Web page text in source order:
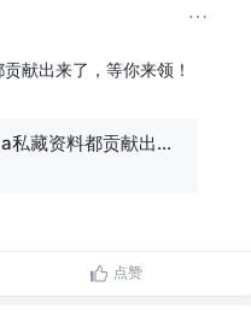
献出来了，等你来领！
我把大学四年的Java私藏资料都贡献出来了，等你来领！
点赞